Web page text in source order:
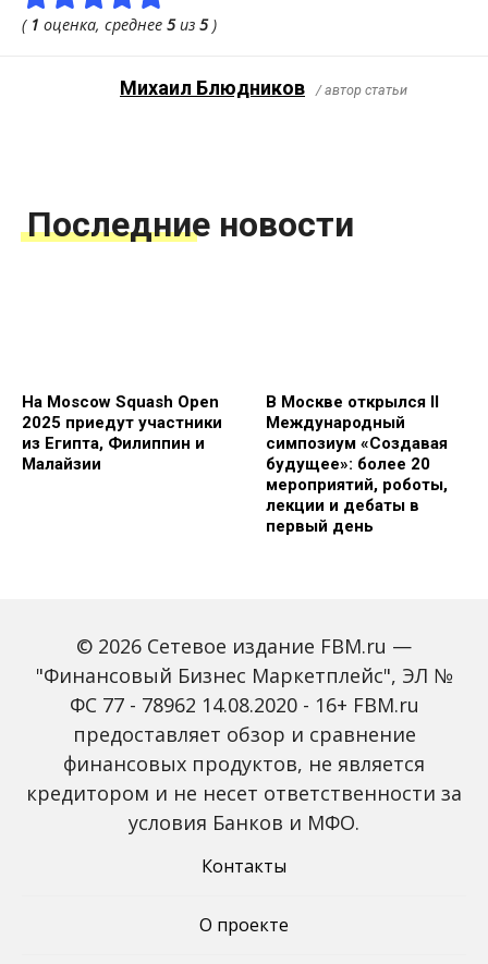
( 1 оценка, среднее 5из 5)
Михаил Блюдников / автор статьи
Последние новости
На Moscow Squash Open
2025 приедут участники
из Египта, Филиппин и
Малайзии
В Москве открылся II
Международный
симпозиум «Создавая
будущее»: более 20
мероприятий, роботы,
лекции и дебаты в
первый день
Зарплаты вырастут,
банки включат защиту
от мошенников: какие
новые законы ждут
россиян с октября
Россиян предупредили
мошенников на фоне
снижения ключевой
ставки
© 2026 Сетевое издание FBM.ru —
"Финансовый Бизнес Маркетплейс", ЭЛ №
ФС 77 - 78962 14.08.2020 - 16+ FBM.ru
предоставляет обзор и сравнение
финансовых продуктов, не является
кредитором и не несет ответственности за
условия Банков и МФО.
Контакты
О проекте